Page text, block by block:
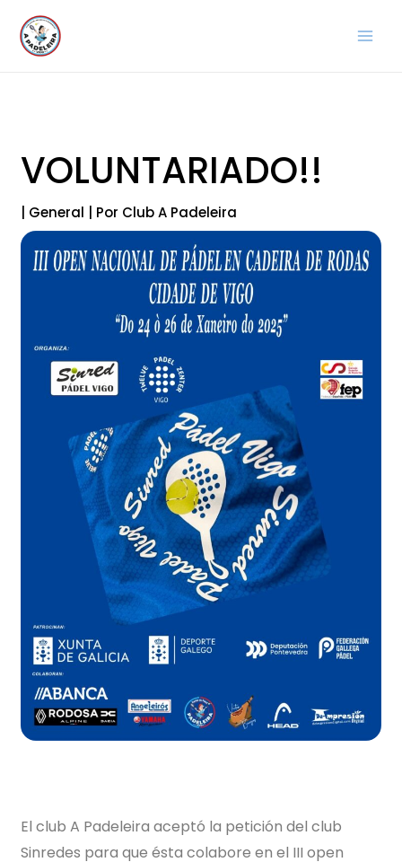
contenido
VOLUNTARIADO!!
| General | Por Club A Padeleira
El club A Padeleira aceptó la petición del club
Sinredes para que ésta colabore en el III open